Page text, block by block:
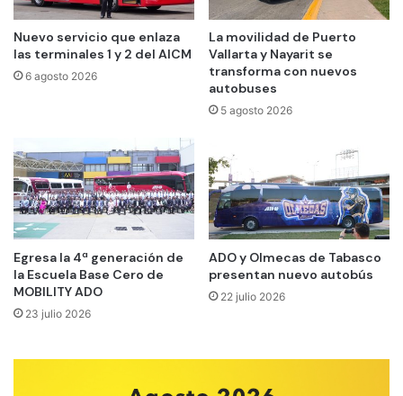
Nuevo servicio que enlaza
las terminales 1 y 2 del AICM
6 agosto 2026
La movilidad de Puerto
Vallarta y Nayarit se
transforma con nuevos
autobuses
5 agosto 2026
Egresa la 4ª generación de
la Escuela Base Cero de
MOBILITY ADO
23 julio 2026
ADO y Olmecas de Tabasco
presentan nuevo autobús
22 julio 2026